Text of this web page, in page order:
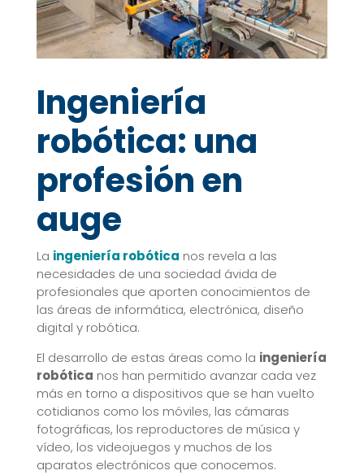
Ingeniería
robótica: una
profesión en
auge
La ingeniería robótica nos revela a las
necesidades de una sociedad ávida de
profesionales que aporten conocimientos de
las áreas de informática, electrónica, diseño
digital y robótica.
El desarrollo de estas áreas como la ingeniería
robótica nos han permitido avanzar cada vez
más en torno a dispositivos que se han vuelto
cotidianos como los móviles, las cámaras
fotográficas, los reproductores de música y
vídeo, los videojuegos y muchos de los
aparatos electrónicos que conocemos.